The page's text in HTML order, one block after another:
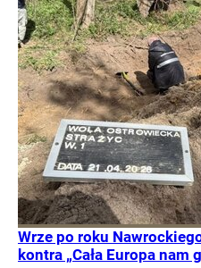
Wrze po roku
kontra „Cała Europa nam